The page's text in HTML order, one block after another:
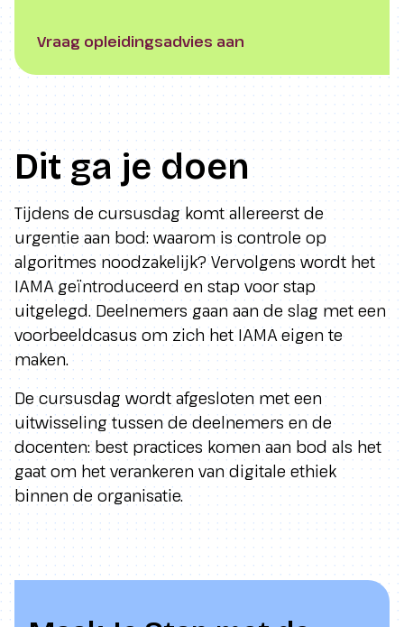
Vraag opleidingsadvies aan
Dit ga je doen
Tijdens de cursusdag komt allereerst de
urgentie aan bod: waarom is controle op
algoritmes noodzakelijk? Vervolgens wordt het
IAMA geïntroduceerd en stap voor stap
uitgelegd. Deelnemers gaan aan de slag met een
voorbeeldcasus om zich het IAMA eigen te
maken.
De cursusdag wordt afgesloten met een
uitwisseling tussen de deelnemers en de
docenten: best practices komen aan bod als het
gaat om het verankeren van digitale ethiek
binnen de organisatie.